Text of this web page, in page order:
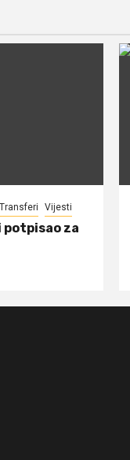
Transferi Vijesti
potpisao za